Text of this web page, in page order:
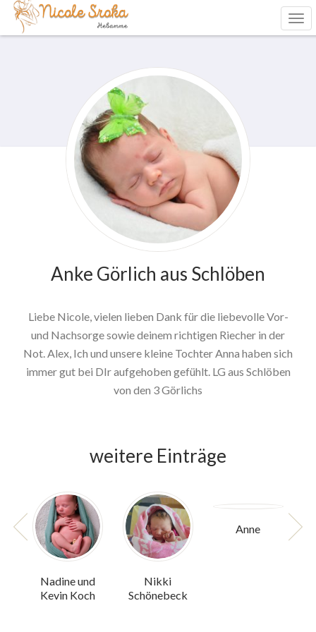
Anke Görlich aus Schlöben
Liebe Nicole, vielen lieben Dank für die liebevolle Vor-
und Nachsorge sowie deinem richtigen Riecher in der
Not. Alex, Ich und unsere kleine Tochter Anna haben sich
immer gut bei DIr aufgehoben gefühlt. LG aus Schlöben
von den 3 Görlichs
weitere Einträge
Nadine und
Kevin Koch
Nikki
Schönebeck
Anne